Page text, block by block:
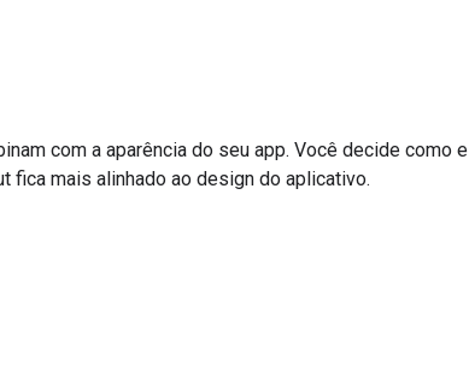
com a aparência do seu app. Você decide como e
fica mais alinhado ao design do aplicativo.